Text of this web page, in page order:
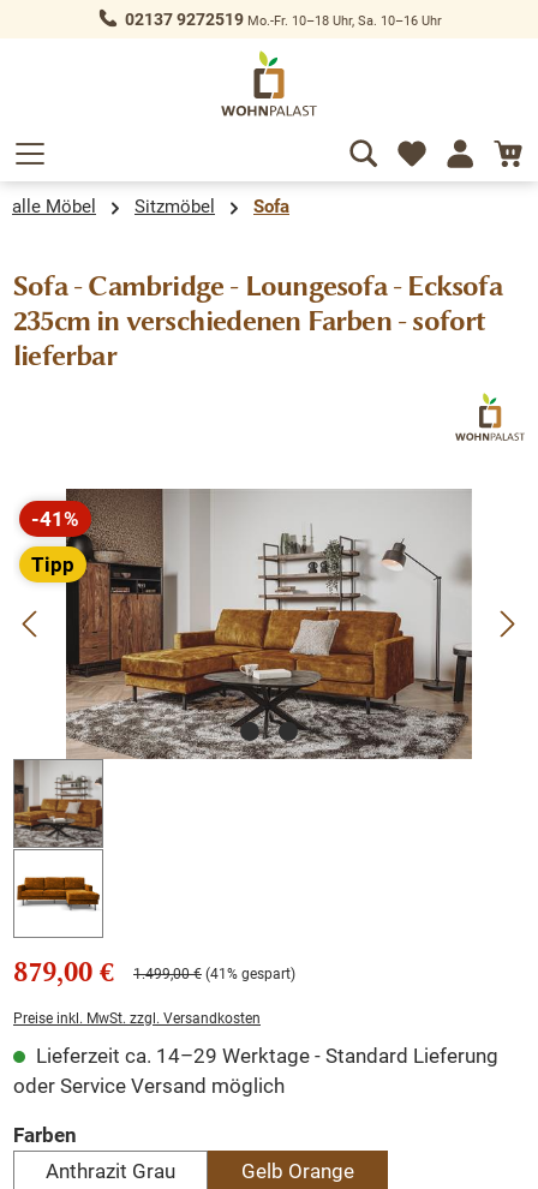
springen 02137 9272519Mo.-Fr. 10–18 Uhr, Sa. 10–16 Uhr
alle Möbel Sitzmöbel Sofa
Sofa - Cambridge - Loungesofa - Ecksofa
235cm in verschiedenen Farben - sofort
lieferbar
Bildergalerie überspringen
-41%
Rabatt
Tipp
879,00 € 1.499,00 € (41% gespart)
Preise inkl. MwSt. zzgl. Versandkosten
Lieferzeit ca. 14–29 Werktage - Standard Lieferung
oder Service Versand möglich
Farben
Anthrazit Grau
Gelb Orange